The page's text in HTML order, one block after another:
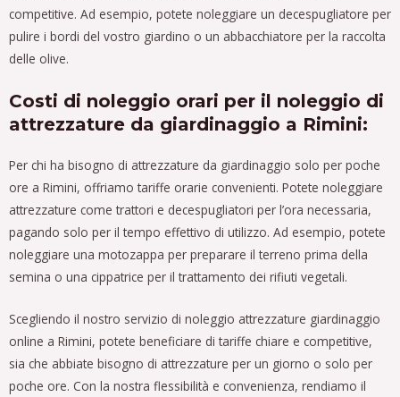
competitive. Ad esempio, potete noleggiare un decespugliatore per
pulire i bordi del vostro giardino o un abbacchiatore per la raccolta
delle olive.
Costi di noleggio orari per il noleggio di
attrezzature da giardinaggio a Rimini:
Per chi ha bisogno di attrezzature da giardinaggio solo per poche
ore a Rimini, offriamo tariffe orarie convenienti. Potete noleggiare
attrezzature come trattori e decespugliatori per l’ora necessaria,
pagando solo per il tempo effettivo di utilizzo. Ad esempio, potete
noleggiare una motozappa per preparare il terreno prima della
semina o una cippatrice per il trattamento dei rifiuti vegetali.
Scegliendo il nostro servizio di noleggio attrezzature giardinaggio
online a Rimini, potete beneficiare di tariffe chiare e competitive,
sia che abbiate bisogno di attrezzature per un giorno o solo per
poche ore. Con la nostra flessibilità e convenienza, rendiamo il